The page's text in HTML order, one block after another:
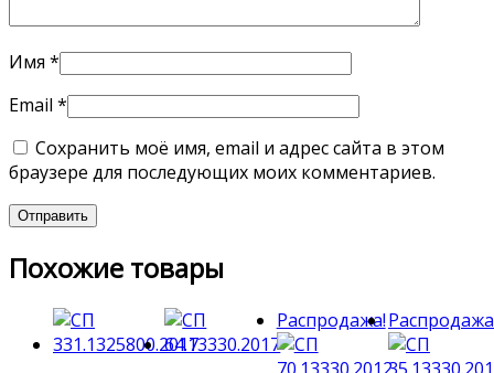
Имя *
Email *
Сохранить моё имя, email и адрес сайта в этом
браузере для последующих моих комментариев.
Похожие товары
Распродажа!